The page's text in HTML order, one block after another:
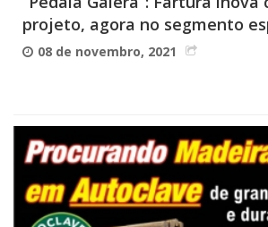
projeto, agora no segmento
08 de novembro, 2021